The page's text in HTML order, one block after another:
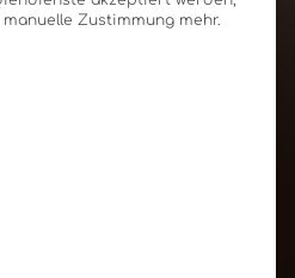
Zustimmung mehr.